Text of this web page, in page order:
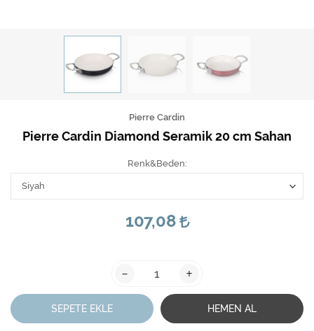
Pierre Cardin
Pierre Cardin Diamond Seramik 20 cm Sahan
Renk&Beden
107,08
- +
SEPETE EKLE HEMEN AL